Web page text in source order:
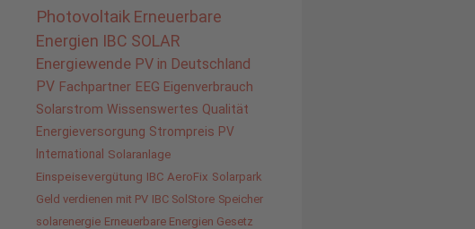
Photovoltaik Erneuerbare
Energien IBC SOLAR
Energiewende PV in Deutschland
PV Fachpartner EEG Eigenverbrauch
Solarstrom Wissenswertes Qualität
Energieversorgung Strompreis PV
International Solaranlage
Einspeisevergütung IBC AeroFix Solarpark
Geld verdienen mit PV IBC SolStore Speicher
solarenergie Erneuerbare Energien Gesetz